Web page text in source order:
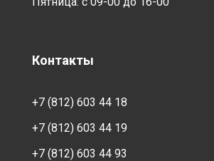
Контакты
+7 (812) 603 44 18
+7 (812) 603 44 19
+7 (812) 603 44 93